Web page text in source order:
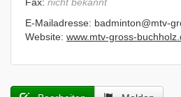
E-Mailadresse: badminton@mtv-
Website: www.mtv-gross-